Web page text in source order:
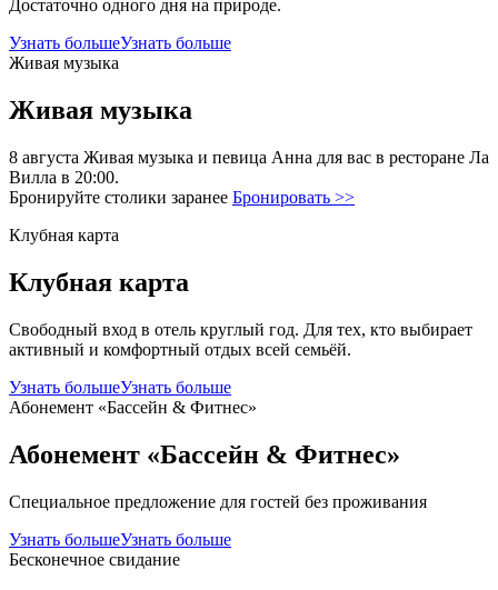
Достаточно одного дня на природе.
Узнать большеУзнать больше
Живая музыка
Живая музыка
8 августа Живая музыка и певица Анна для вас в ресторане Ла
Вилла в 20:00.
Бронируйте столики заранее Бронировать >>
Клубная карта
Клубная карта
Свободный вход в отель круглый год. Для тех, кто выбирает
активный и комфортный отдых всей семьёй.
Узнать большеУзнать больше
Абонемент «Бассейн & Фитнес»
Абонемент «Бассейн & Фитнес»
Специальное предложение для гостей без проживания
Узнать большеУзнать больше
Бесконечное свидание